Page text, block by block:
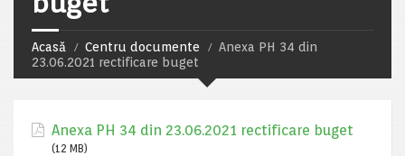
Acasă Centru documente
Anexa PH 34 din
23.06.2021 rectificare buget
Anexa PH 34 din 23.06.2021 rectificare buget
(12 MB)